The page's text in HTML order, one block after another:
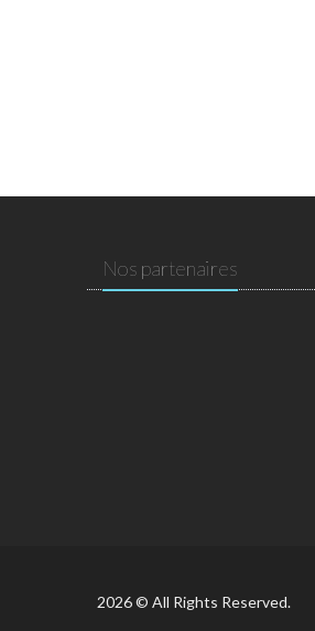
Nos partenaires
2026 © All Rights Reserved.